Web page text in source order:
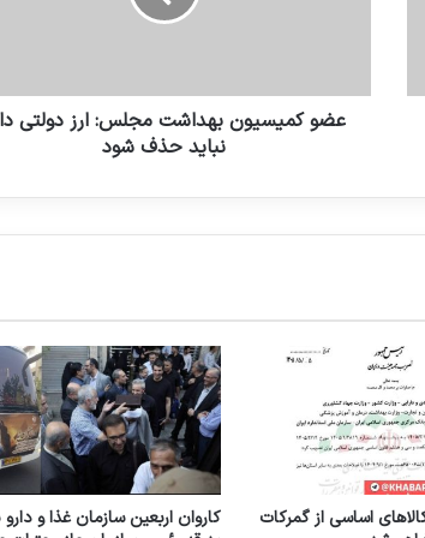
و
د
ج
س
:
ا
ر
ز
د
و
عضو کمیسیون بهداشت مجلس: ارز دولتی
نباید حذف شود
اساسی از گمرکات
کاروان اربعین سازمان غذا و دارو